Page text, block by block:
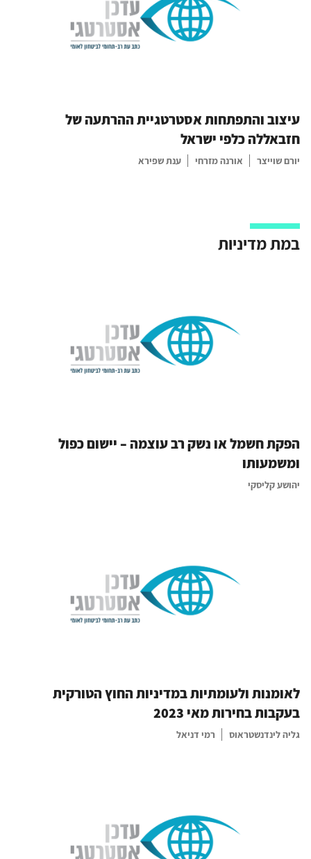
עיצוב והתפתחות אסטרטגיית ההרתעה של
חזבאללה כלפי ישראל
יורם שוייצר אורנה מזרחי ענת שפירא
במת מדיניות
הפקת חשמל או נשק רב עוצמה – יישום כפול
ומשמעותו
יהושע קליסקי
לאומנות ולעומתיות במדיניות החוץ הטורקית
בעקבות בחירות מאי 2023
גליה לינדנשטראוס רמי דניאל